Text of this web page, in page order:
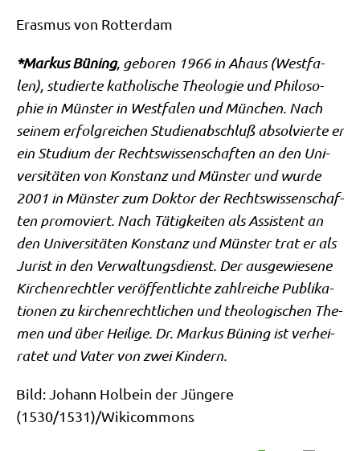
Eras­mus von Rotterdam
*Mar­kus Büning, gebo­ren 1966 in Ahaus (West­fa­
len), stu­dier­te katho­li­sche Theo­lo­gie und Phi­lo­so­
phie in Mün­ster in West­fa­len und Mün­chen. Nach
sei­nem erfolg­rei­chen Stu­di­en­ab­schluß absol­vier­te er
ein Stu­di­um der Rechts­wis­sen­schaf­ten an den Uni­
ver­si­tä­ten von Kon­stanz und Mün­ster und wur­de
2001 in Mün­ster zum Dok­tor der Rechts­wis­sen­schaf­
ten pro­mo­viert. Nach Tätig­kei­ten als Assi­stent an
den Uni­ver­si­tä­ten Kon­stanz und Mün­ster trat er als
Jurist in den Ver­wal­tungs­dienst. Der aus­ge­wie­se­ne
Kir­chen­recht­ler ver­öf­fent­lich­te zahl­rei­che Publi­ka­
tio­nen zu kir­chen­recht­li­chen und theo­lo­gi­schen The­
men und über Hei­li­ge. Dr. Mar­kus Büning ist ver­hei­
ra­tet und Vater von zwei Kindern.
Bild: Johann Hol­bein der Jün­ge­re
(1530/1531)/Wikicommons